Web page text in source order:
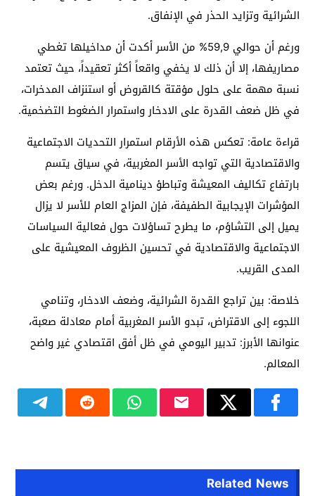
الشرائية وتزايد الحذر في الإنفاق.
ورغم أن حوالي 59,9% من الأسر أكدت أن مداخيلها تغطي
مصاريفها، إلا أن ذلك لا يخفي واقعاً أكثر تعقيداً، حيث تعتمد
نسبة مهمة على حلول مؤقتة كالقروض أو استنزاف المدخرات،
في ظل ضعف القدرة على الادخار واستمرار الضغوط التضخمية.
قراءة عامة: تعكس هذه الأرقام استمرار التحديات الاجتماعية
والاقتصادية التي تواجه الأسر المغربية، في سياق يتسم
بارتفاع تكاليف المعيشة وتباطؤ دينامية الدخل. ورغم بعض
المؤشرات الإيجابية الطفيفة، فإن المزاج العام للأسر لا يزال
يميل إلى التشاؤم، ما يطرح تساؤلات حول فعالية السياسات
الاجتماعية والاقتصادية في تحسين الظروف المعيشية على
المدى القريب.
خلاصة: بين تراجع القدرة الشرائية، وضعف الادخار، وتنامي
اللجوء إلى الاقتراض، تبدو الأسر المغربية أمام معادلة صعبة،
عنوانها الأبرز: تدبير اليومي في ظل أفق اقتصادي غير واضح
المعالم.
Related News